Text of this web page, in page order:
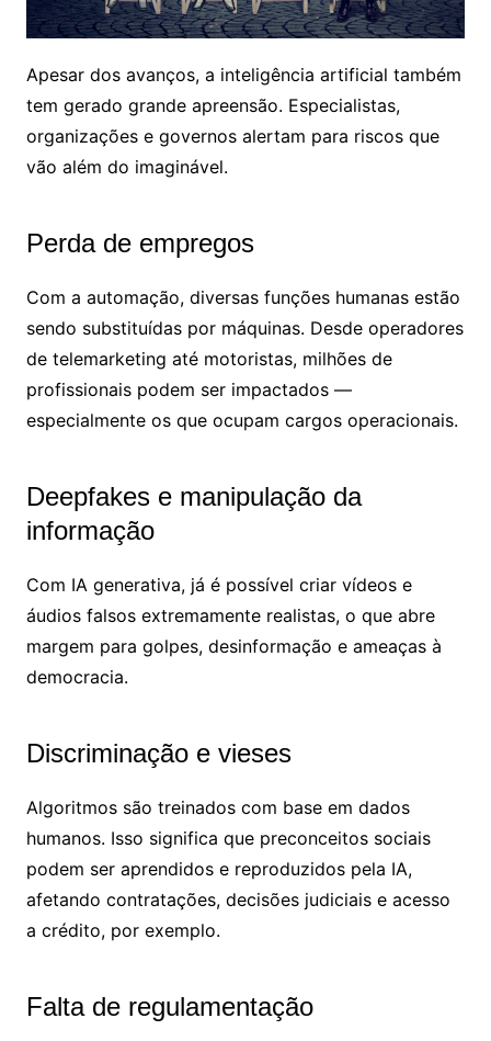
Apesar dos avanços, a inteligência artificial também
tem gerado grande apreensão. Especialistas,
organizações e governos alertam para riscos que
vão além do imaginável.
Perda de empregos
Com a automação, diversas funções humanas estão
sendo substituídas por máquinas. Desde operadores
de telemarketing até motoristas, milhões de
profissionais podem ser impactados —
especialmente os que ocupam cargos operacionais.
Deepfakes e manipulação da
informação
Com IA generativa, já é possível criar vídeos e
áudios falsos extremamente realistas, o que abre
margem para golpes, desinformação e ameaças à
democracia.
Discriminação e vieses
Algoritmos são treinados com base em dados
humanos. Isso significa que preconceitos sociais
podem ser aprendidos e reproduzidos pela IA,
afetando contratações, decisões judiciais e acesso
a crédito, por exemplo.
Falta de regulamentação